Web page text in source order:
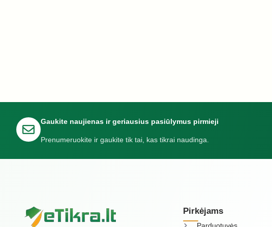
Gaukite naujienas ir geriausius pasiūlymus pirmieji
Prenumeruokite ir gaukite tik tai, kas tikrai naudinga.
Pirkėjams
Parduotuvės